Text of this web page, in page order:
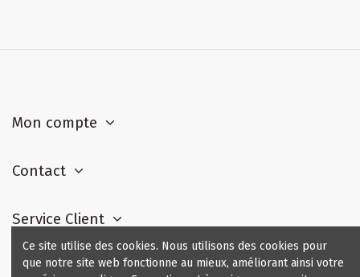
Mon compte
Contact
Service Client
Contact us
Ce site utilise des cookies. Nous utilisons des cookies pour
que notre site web fonctionne au mieux, améliorant ainsi votre